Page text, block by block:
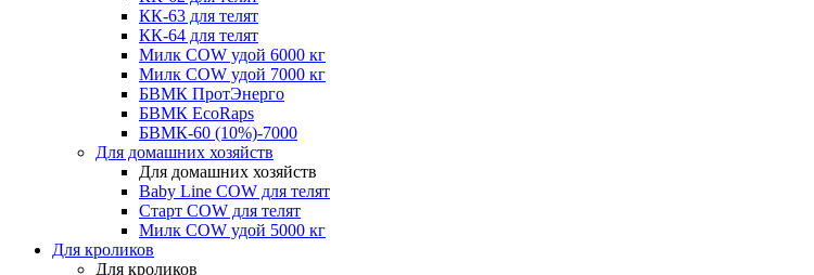
КК-63 для телят
КК-64 для телят
Милк COW удой 6000 кг
Милк COW удой 7000 кг
БВМК ПротЭнерго
БВМК EcoRaps
БВМК-60 (10%)-7000
Для домашних хозяйств
Для домашних хозяйств
Baby Line COW для телят
Старт COW для телят
Милк COW удой 5000 кг
Для кроликов
Для кроликов